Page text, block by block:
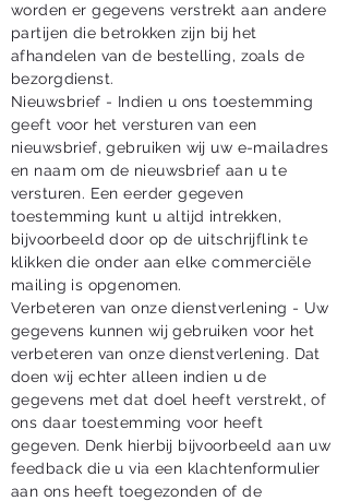
worden er gegevens verstrekt aan andere
partijen die betrokken zijn bij het
afhandelen van de bestelling, zoals de
bezorgdienst.
Nieuwsbrief - Indien u ons toestemming
geeft voor het versturen van een
nieuwsbrief, gebruiken wij uw e-mailadres
en naam om de nieuwsbrief aan u te
versturen. Een eerder gegeven
toestemming kunt u altijd intrekken,
bijvoorbeeld door op de uitschrijflink te
klikken die onder aan elke commerciële
mailing is opgenomen.
Verbeteren van onze dienstverlening - Uw
gegevens kunnen wij gebruiken voor het
verbeteren van onze dienstverlening. Dat
doen wij echter alleen indien u de
gegevens met dat doel heeft verstrekt, of
ons daar toestemming voor heeft
gegeven. Denk hierbij bijvoorbeeld aan uw
feedback die u via een klachtenformulier
aan ons heeft toegezonden of de